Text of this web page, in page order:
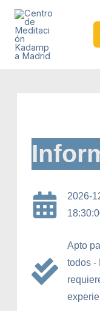
contenido
2026-
Apto
todos -